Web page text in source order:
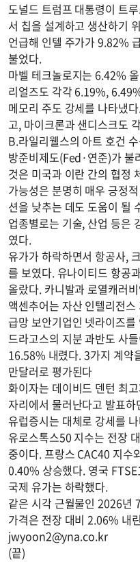
도널드 트럼프 대통령이 트
서 칩을 설계하고 생산하기
언급해 인텔 주가가 9.82%
불었다.
마벨 테크놀로지는 6.42%
리얼즈도 각각 6.19%,
메모리 주도 강세를 나타냈
고, 마이크론과 샌디스크도
B.라일리웰스의 아트 호건
방준비제도(Fed·연준)가 불
것은 미국과 이란 간의 협정
가능성은 분명히 매우 긍정
션을 낮추는 데도 도움이 될
업종별로는 기술, 산업 등은
였다.
유가가 하락하면서 항공사,
를 보였다. 유나이티드 항공
올랐다. 카니발과 로열캐러
액센추어는 자산 인텔리전
급망 보안기업인 넷라이즈
드라고스의 지분 과반도 사
16.58% 내렸다. 3가지 계약
만달러로 평가된다
화이자는 데이비드 덴턴 최
자리에서 물러난다고 발표
유럽증시는 대체로 강세를
유로스톡스50 지수는 전장
중이다. 프랑스 CAC40 지수
0.40% 상승했다. 영국
국제 유가는 하락했다.
같은 시각 근월물인 2026년
가격은 전장 대비 2.06% 내
jwyoon2@yna.co.kr
(끝)